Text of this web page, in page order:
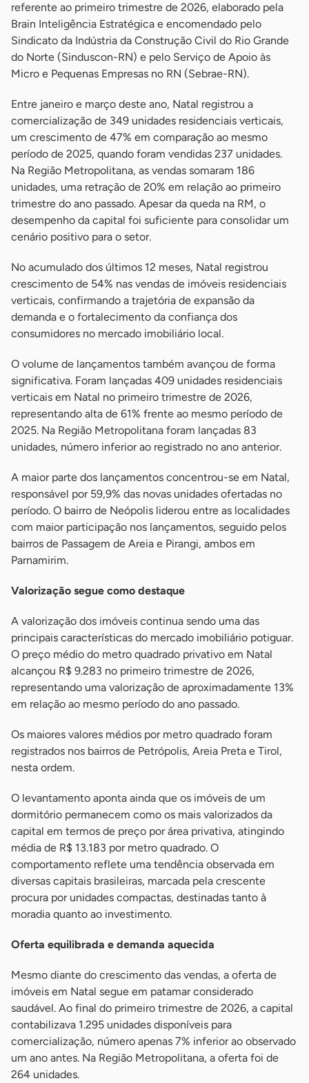
referente ao primeiro trimestre de 2026, elaborado pela
Brain Inteligência Estratégica e encomendado pelo
Sindicato da Indústria da Construção Civil do Rio Grande
do Norte (Sinduscon-RN) e pelo Serviço de Apoio às
Micro e Pequenas Empresas no RN (Sebrae-RN).
Entre janeiro e março deste ano, Natal registrou a
comercialização de 349 unidades residenciais verticais,
um crescimento de 47% em comparação ao mesmo
período de 2025, quando foram vendidas 237 unidades.
Na Região Metropolitana, as vendas somaram 186
unidades, uma retração de 20% em relação ao primeiro
trimestre do ano passado. Apesar da queda na RM, o
desempenho da capital foi suficiente para consolidar um
cenário positivo para o setor.
No acumulado dos últimos 12 meses, Natal registrou
crescimento de 54% nas vendas de imóveis residenciais
verticais, confirmando a trajetória de expansão da
demanda e o fortalecimento da confiança dos
consumidores no mercado imobiliário local.
O volume de lançamentos também avançou de forma
significativa. Foram lançadas 409 unidades residenciais
verticais em Natal no primeiro trimestre de 2026,
representando alta de 61% frente ao mesmo período de
2025. Na Região Metropolitana foram lançadas 83
unidades, número inferior ao registrado no ano anterior.
A maior parte dos lançamentos concentrou-se em Natal,
responsável por 59,9% das novas unidades ofertadas no
período. O bairro de Neópolis liderou entre as localidades
com maior participação nos lançamentos, seguido pelos
bairros de Passagem de Areia e Pirangi, ambos em
Parnamirim.
Valorização segue como destaque
A valorização dos imóveis continua sendo uma das
principais características do mercado imobiliário potiguar.
O preço médio do metro quadrado privativo em Natal
alcançou R$ 9.283 no primeiro trimestre de 2026,
representando uma valorização de aproximadamente 13%
em relação ao mesmo período do ano passado.
Os maiores valores médios por metro quadrado foram
registrados nos bairros de Petrópolis, Areia Preta e Tirol,
nesta ordem.
O levantamento aponta ainda que os imóveis de um
dormitório permanecem como os mais valorizados da
capital em termos de preço por área privativa, atingindo
média de R$ 13.183 por metro quadrado. O
comportamento reflete uma tendência observada em
diversas capitais brasileiras, marcada pela crescente
procura por unidades compactas, destinadas tanto à
moradia quanto ao investimento.
Oferta equilibrada e demanda aquecida
Mesmo diante do crescimento das vendas, a oferta de
imóveis em Natal segue em patamar considerado
saudável. Ao final do primeiro trimestre de 2026, a capital
contabilizava 1.295 unidades disponíveis para
comercialização, número apenas 7% inferior ao observado
um ano antes. Na Região Metropolitana, a oferta foi de
264 unidades.